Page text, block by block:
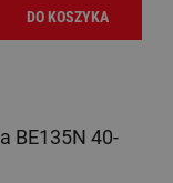
DO KOSZYKA
BE135N 40-